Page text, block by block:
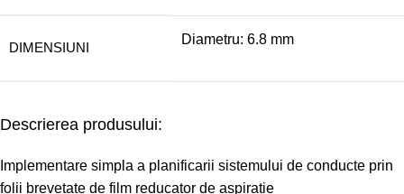
DIMENSIUNI
Diametru: 6.8 mm
Descrierea produsului:
Implementare simpla a planificarii sistemului de conducte prin
folii brevetate de film reducator de aspiratie